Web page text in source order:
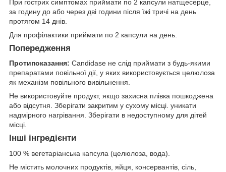
При гострих симптомах приймати по 2 капсули натщесерце,
за годину до або через дві години після їжі тричі на день
протягом 14 днів.
Для профілактики приймати по 2 капсули на день.
Попередження
Протипоказання: Candidase не слід приймати з будь-якими
препаратами повільної дії, у яких використовується целюлоза
як механізм повільного вивільнення.
Не використовуйте продукт, якщо захисна плівка пошкоджена
або відсутня. Зберігати закритим у сухому місці. уникати
надмірного нагрівання. Зберігати в недоступному для дітей
місці.
Інші інгредієнти
100 % вегетаріанська капсула (целюлоза, вода).
Не містить молочних продуктів, яйця, консервантів, сіль,